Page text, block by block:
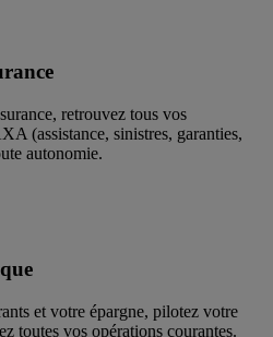
retrouvez tous vos
(assistance, sinistres, garanties,
autonomie.
et votre épargne, pilotez votre
toutes vos opérations courantes.